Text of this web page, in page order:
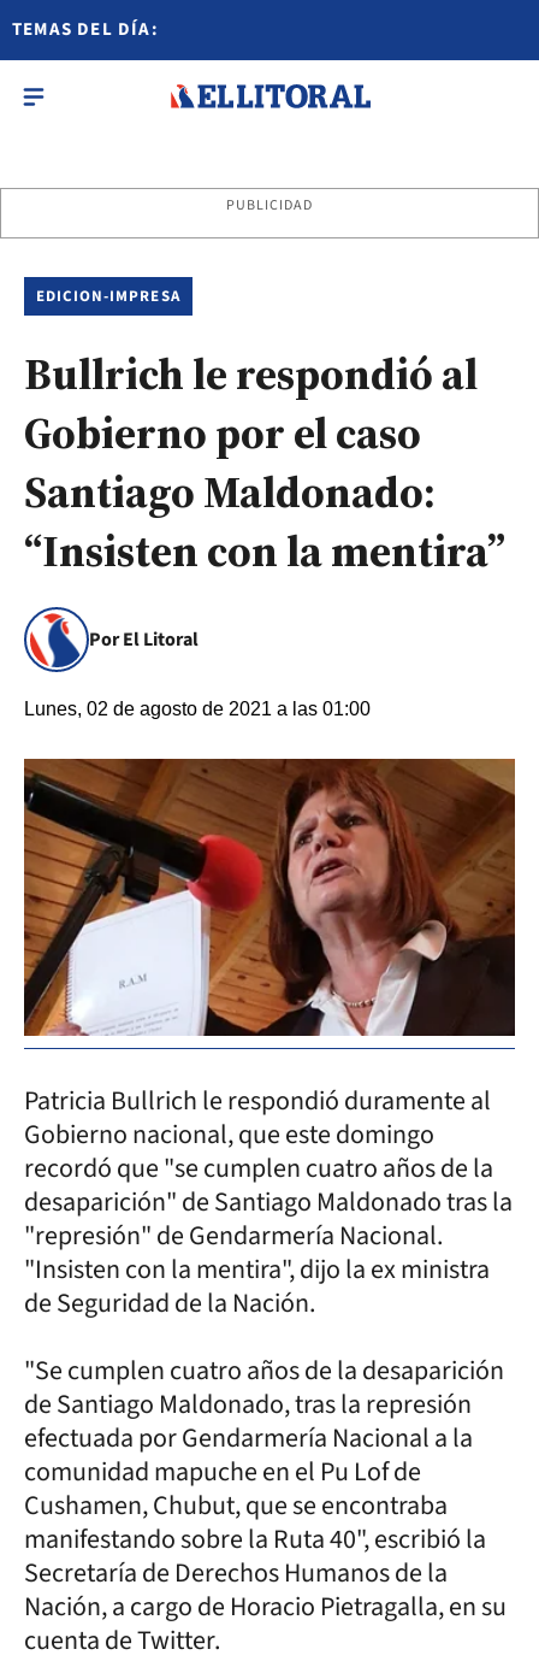
TEMAS DEL DÍA:
PUBLICIDAD
EDICION-IMPRESA
Bullrich le respondió al
Gobierno por el caso
Santiago Maldonado:
“Insisten con la mentira”
Por El Litoral
Lunes, 02 de agosto de 2021 a las 01:00
Patricia Bullrich le respondió duramente al
Gobierno nacional, que este domingo
recordó que "se cumplen cuatro años de la
desaparición" de Santiago Maldonado tras la
"represión" de Gendarmería Nacional.
"Insisten con la mentira", dijo la ex ministra
de Seguridad de la Nación.
"Se cumplen cuatro años de la desaparición
de Santiago Maldonado, tras la represión
efectuada por Gendarmería Nacional a la
comunidad mapuche en el Pu Lof de
Cushamen, Chubut, que se encontraba
manifestando sobre la Ruta 40", escribió la
Secretaría de Derechos Humanos de la
Nación, a cargo de Horacio Pietragalla, en su
cuenta de Twitter.